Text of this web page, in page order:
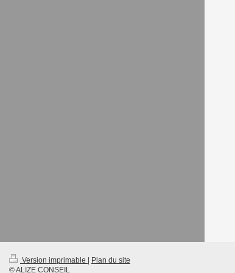
Version imprimable
Plan du site
© ALIZE CONSEIL